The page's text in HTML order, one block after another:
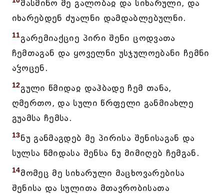
მასმინო მე გალობაჲ და სიხარული, და
იხარებდენ ძუალნი დამდაბლებულნი.
11გარემიაქციე პირი შენი ცოდვათა
ჩემთაგან და ყოველნი უსჯულოებანი ჩემნი
აჴოცენ.
12გული წმიდაჲ დაჰბადე ჩემ თანა,
ღმერთო, და სული წრფელი განმიახლე
გუამსა ჩემსა.
13ნუ განმაგდებ მე პირისა შენისაგან და
სულსა წმიდასა შენსა ნუ მიმიღებ ჩემგან.
14მომეც მე სიხარული მაცხოვარებისა
შენისა და სულითა მთავრობისათა